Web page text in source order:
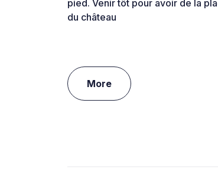
pied. Venir tôt pour avoir de la
du château
More